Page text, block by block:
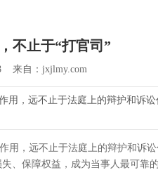
不止于“打官司”
来自：jxjlmy.com
，远不止于法庭上的辩护和诉
，远不止于法庭上的辩护和诉
、保障权益，成为当事人最可靠的